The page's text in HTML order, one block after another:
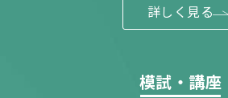
詳しく見る
模試・講座